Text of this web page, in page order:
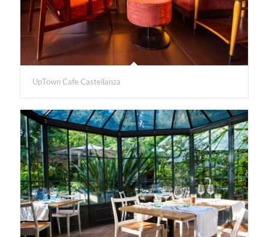
UpTown Cafe Castellanza